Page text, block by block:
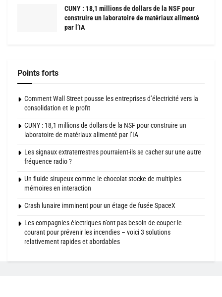
CUNY : 18,1 millions de dollars de la NSF pour
construire un laboratoire de matériaux alimenté
par l’IA
Points forts
Comment Wall Street pousse les entreprises d’électricité vers la
consolidation et le profit
CUNY : 18,1 millions de dollars de la NSF pour construire un
laboratoire de matériaux alimenté par l’IA
Les signaux extraterrestres pourraient-ils se cacher sur une autre
fréquence radio ?
Un fluide sirupeux comme le chocolat stocke de multiples
mémoires en interaction
Crash lunaire imminent pour un étage de fusée SpaceX
Les compagnies électriques n’ont pas besoin de couper le
courant pour prévenir les incendies – voici 3 solutions
relativement rapides et abordables